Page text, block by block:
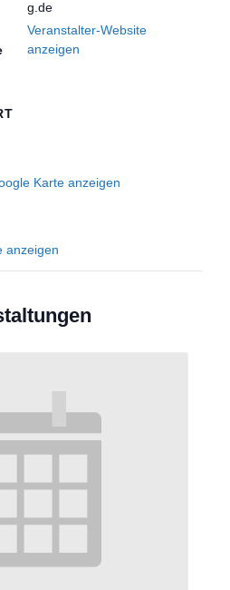
Karte anzeigen
anzeigen
g.de
Veranstalter-Website
anzeigen